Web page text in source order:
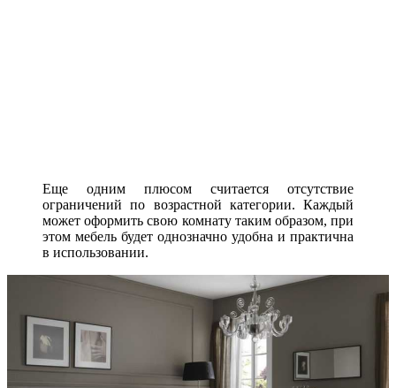
Еще одним плюсом считается отсутствие
ограничений по возрастной категории. Каждый
может оформить свою комнату таким образом, при
этом мебель будет однозначно удобна и практична
в использовании.